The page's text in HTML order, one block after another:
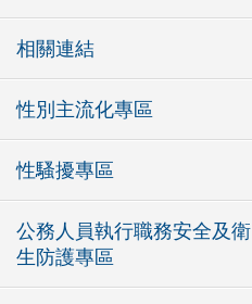
相關連結
性別主流化專區
性騷擾專區
公務人員執行職務安全及衛
生防護專區